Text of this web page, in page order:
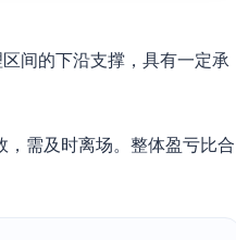
间的下沿支撑，具有一定承
需及时离场。整体盈亏比合